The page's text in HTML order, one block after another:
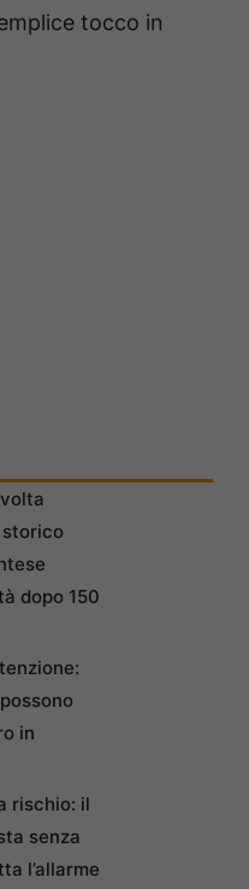
tocco in
dopo 150
in
rischio: il
senza
l’allarme